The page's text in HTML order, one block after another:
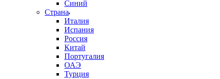
Синий
Страна
Италия
Испания
Россия
Китай
Португалия
ОАЭ
Турция